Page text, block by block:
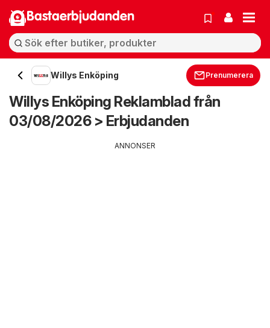
Bastaerbjudanden
Willys Enköping Prenumerera
Willys Enköping Reklamblad från
03/08/2026 > Erbjudanden
ANNONSER